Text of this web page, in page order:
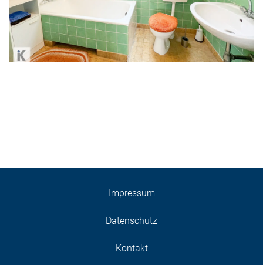
Impressum
Datenschutz
Kontakt